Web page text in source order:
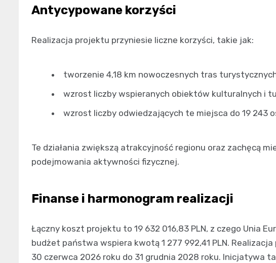
Antycypowane korzyści
Realizacja projektu przyniesie liczne korzyści, takie jak:
tworzenie 4,18 km nowoczesnych tras
wzrost liczby wspieranych obiektów kulturalnych i
wzrost liczby odwiedzających te miejsca do 19 243
Te działania zwiększą atrakcyjność regionu oraz zachęcą
podejmowania aktywności fizycznej.
Finanse i harmonogram realizacji
Łączny koszt projektu to 19 632 016,83 PLN, z czego Unia
budżet państwa wspiera kwotą 1 277 992,41 PLN.
30 czerwca 2026 roku do 31 grudnia 2028 roku. Inicjatywa